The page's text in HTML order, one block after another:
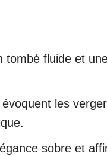
fluide et
les
sobre et